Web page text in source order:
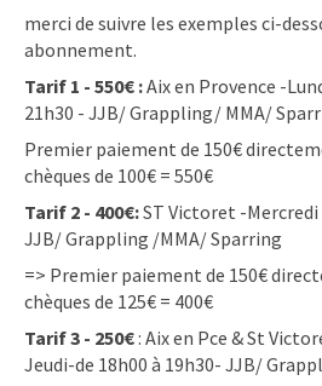
merci de suivre les exemples ci-
abonnement.
Tarif 1 - 550€ :Aix en Provence -
21h30 - JJB/ Grappling/ MMA/
Premier paiement de 150€
chèques de 100€ = 550€
Tarif 2 - 400€:ST Victoret -Mercredi
JJB/ Grappling /MMA/ Sparring
=> Premier paiement de 150€
chèques de 125€ = 400€
Tarif 3 - 250€: Aix en Pce & St
Jeudi-de 18h00 à 19h30- JJB/